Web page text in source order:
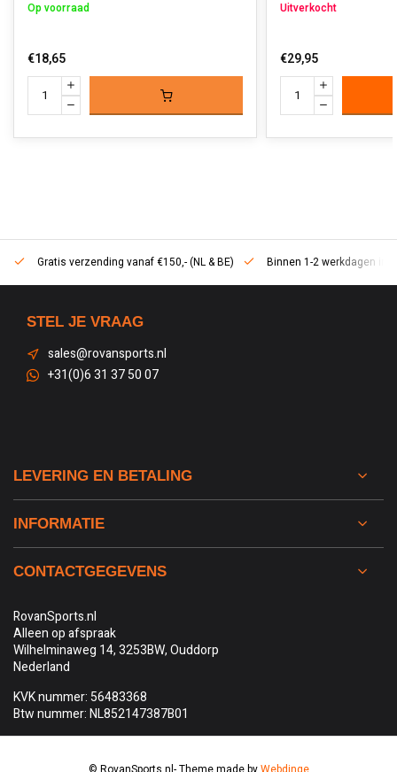
Op voorraad
€18,65
Uitverkocht
€29,95
Gratis verzending vanaf €150,- (NL & BE) Binnen 1-2 werkdagen in
STEL JE VRAAG
sales@rovansports.nl
+31(0)6 31 37 50 07
LEVERING EN BETALING
INFORMATIE
CONTACTGEGEVENS
RovanSports.nl
Alleen op afspraak
Wilhelminaweg 14, 3253BW, Ouddorp
Nederland
KVK nummer: 56483368
Btw nummer: NL852147387B01